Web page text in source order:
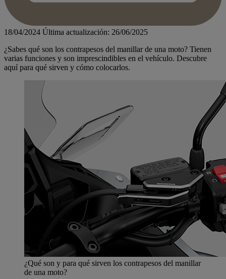
18/04/2024 Última actualización: 26/06/2025
¿Sabes qué son los contrapesos del manillar de una moto? Tienen
varias funciones y son imprescindibles en el vehículo. Descubre
aquí para qué sirven y cómo colocarlos.
¿Qué son y para qué sirven los contrapesos del manillar
de una moto?